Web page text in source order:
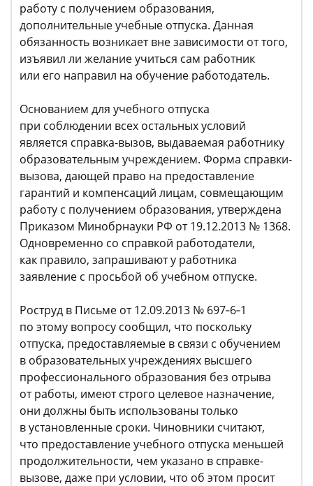
работу с получением образования,
дополнительные учебные отпуска. Данная
обязанность возникает вне зависимости от того,
изъявил ли желание учиться сам работник
или его направил на обучение работодатель.
Основанием для учебного отпуска
при соблюдении всех остальных условий
является справка-вызов, выдаваемая работнику
образовательным учреждением. Форма справки-
вызова, дающей право на предоставление
гарантий и компенсаций лицам, совмещающим
работу с получением образования, утверждена
Приказом Минобрнауки РФ от 19.12.2013 № 1368.
Одновременно со справкой работодатели,
как правило, запрашивают у работника
заявление с просьбой об учебном отпуске.
Роструд в Письме от 12.09.2013 № 697‑6‑1
по этому вопросу сообщил, что поскольку
отпуска, предоставляемые в связи с обучением
в образовательных учреждениях высшего
профессионального образования без отрыва
от работы, имеют строго целевое назначение,
они должны быть использованы только
в установленные сроки. Чиновники считают,
что предоставление учебного отпуска меньшей
продолжительности, чем указано в справке-
вызове, даже при условии, что об этом просит